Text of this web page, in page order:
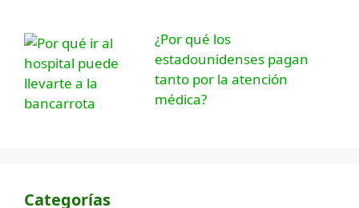
¿Por qué los
estadounidenses pagan
tanto por la atención
médica?
Categorías